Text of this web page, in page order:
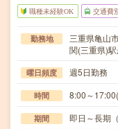
職種未経験OK 交通費
勤務地
三重県亀山
関(三重県)
曜日頻度 週5日勤務
時間 8:00～
期間 即日～長期